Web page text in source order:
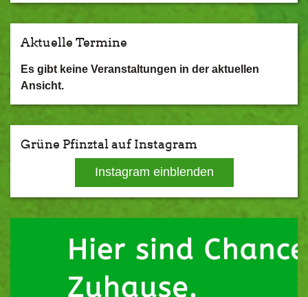
Aktuelle Termine
Es gibt keine Veranstaltungen in der aktuellen
Ansicht.
Grüne Pfinztal auf Instagram
Instagram einblenden